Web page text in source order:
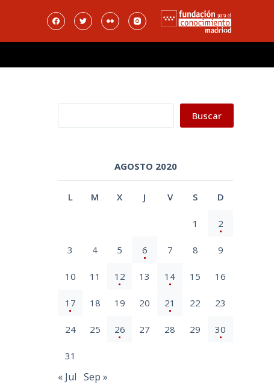
Buscar
AGOSTO 2020
L M X J V S D
1 2
3 4 5 6 7 8 9
10 11 12 13 14 15 16
17 18 19 20 21 22 23
24 25 26 27 28 29 30
31
« Jul Sep »